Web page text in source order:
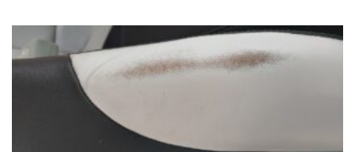
レザーリペアのカーリペア.JP 自動車内装修理.COM
インテリアリペア専門サイト-トータルリペア